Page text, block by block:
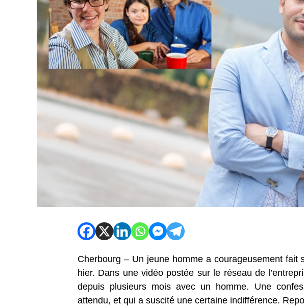
Cherbourg – Un jeune homme a courageusement
hier. Dans une vidéo postée sur le réseau de
depuis plusieurs mois avec un homme. Une
attendu, et qui a suscité une certaine indifférence.